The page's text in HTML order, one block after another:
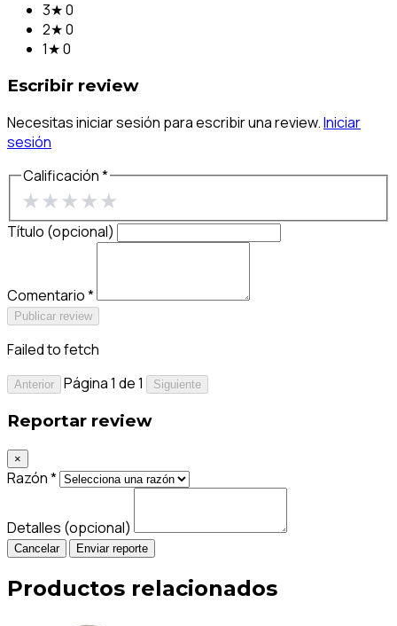
3★0
2★0
1★0
Escribir review
Necesitas iniciar sesión para escribir una review.Iniciar
sesión
Calificación *
★★★★★
Título (opcional)
Comentario *
Publicar review
Failed to fetch
Anterior Página 1 de 1 Siguiente
Reportar review
×
Razón *
Detalles (opcional)
Cancelar Enviar reporte
Productos relacionados